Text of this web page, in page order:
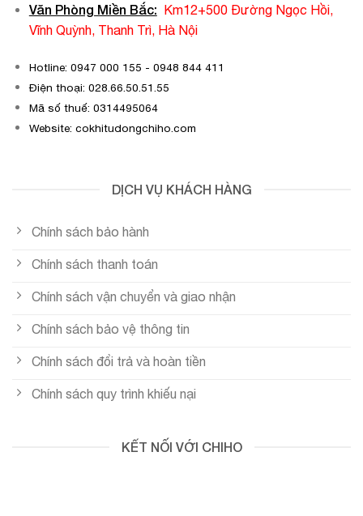
Văn Phòng Miền Bắc: Km12+500 Đường Ngọc Hồi,
Vĩnh Quỳnh, Thanh Trì, Hà Nội
Hotline: 0947 000 155 - 0948 844 411
Điện thoại: 028.66.50.51.55
Mã số thuế: 0314495064
Website: cokhitudongchiho.com
DỊCH VỤ KHÁCH HÀNG
Chính sách bảo hành
Chính sách thanh toán
Chính sách vận chuyển và giao nhận
Chính sách bảo vệ thông tin
Chính sách đổi trả và hoàn tiền
Chính sách quy trình khiếu nại
KẾT NỐI VỚI CHIHO